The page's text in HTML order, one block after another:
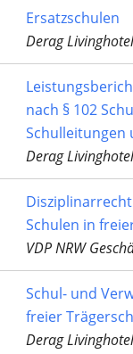
Ersatzschulen
Derag
nach § 102
Schulleitungen
Derag
Schulen in
VDP NRW
Schul- und
freier
Derag